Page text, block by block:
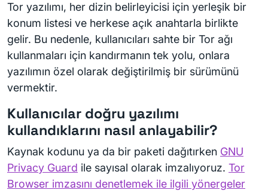
Tor yazılımı, her dizin belirleyicisi için yerleşik bir
konum listesi ve herkese açık anahtarla birlikte
gelir. Bu nedenle, kullanıcıları sahte bir Tor ağı
kullanmaları için kandırmanın tek yolu, onlara
yazılımın özel olarak değiştirilmiş bir sürümünü
vermektir.
Kullanıcılar doğru yazılımı
kullandıklarını nasıl anlayabilir?
Kaynak kodunu ya da bir paketi dağıtırken GNU
Privacy Guard ile sayısal olarak imzalıyoruz. Tor
Browser imzasını denetlemek ile ilgili yönergeler